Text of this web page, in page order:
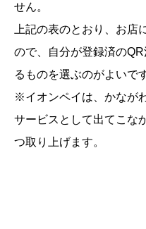
せん。
上記の表のとおり、お店
ので、自分が登録済の
るものを選ぶのがよいで
※イオンペイは、かなが
サービスとして出てこな
つ取り上げます。